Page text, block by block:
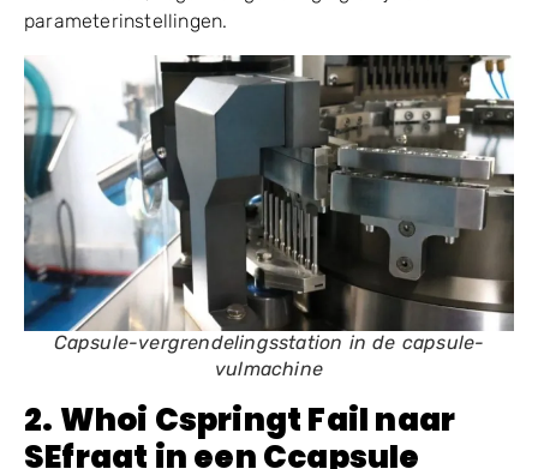
slechte aanpassing door de machinist.
scheiding en sluiting ondersteunen, maar de machine
heeft ook geschikte capsules nodig, juiste
formaatdelen, regelmatige reiniging en juiste
parameterinstellingen.